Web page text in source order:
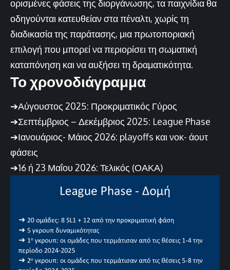
ορισμένες φάσεις της διοργάνωσης, τα παιχνίδια θα
οδηγούνται κατευθείαν στα πέναλτι, χωρίς τη
διαδικασία της παράτασης, μια πρωτοποριακή
επιλογή που μπορεί να περιορίσει τη σωματική
καταπόνηση και να αυξήσει τη δραματικότητα.
Το χρονοδιάγραμμα
➔Αύγουστος 2025: Προκριματικός Γύρος
➔Σεπτέμβριος – Δεκέμβριος 2025: League Phase
➔Ιανουάριος- Μάιος 2026: playoffs και νοκ- άουτ
φάσεις
➔16 ή 23 Μαΐου 2026: Τελικός (ΟΑΚΑ)